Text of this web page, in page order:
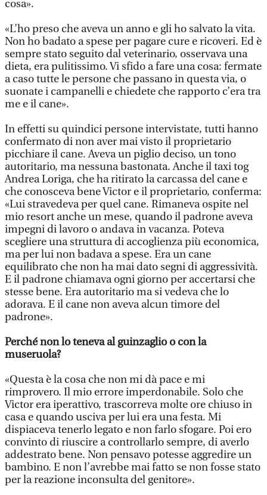
cosa».
«L’ho preso che aveva un anno e gli ho salvato la vita.
Non ho badato a spese per pagare cure e ricoveri. Ed è
sempre stato seguito dal veterinario, osservava una
dieta, era pulitissimo. Vi sfido a fare una cosa: fermate
a caso tutte le persone che passano in questa via, o
suonate i campanelli e chiedete che rapporto c’era tra
me e il cane».
In effetti su quindici persone intervistate, tutti hanno
confermato di non aver mai visto il proprietario
picchiare il cane. Aveva un piglio deciso, un tono
autoritario, ma nessuna bastonata. Anche il taxi tog
Andrea Loriga, che ha ritirato la carcassa del cane e
che conosceva bene Victor e il proprietario, conferma:
«Lui stravedeva per quel cane. Rimaneva ospite nel
mio resort anche un mese, quando il padrone aveva
impegni di lavoro o andava in vacanza. Poteva
scegliere una struttura di accoglienza più economica,
ma per lui non badava a spese. Era un cane
equilibrato che non ha mai dato segni di aggressività.
E il padrone chiamava ogni giorno per accertarsi che
stesse bene. Era autoritario ma si vedeva che lo
adorava. E il cane non aveva alcun timore del
padrone».
Perché non lo teneva al guinzaglio o con la
museruola?
«Questa è la cosa che non mi dà pace e mi
rimprovero. Il mio errore imperdonabile. Solo che
Victor era iperattivo, trascorreva molte ore chiuso in
casa e quando usciva per lui era una festa. Mi
dispiaceva tenerlo legato e non farlo sfogare. Poi ero
convinto di riuscire a controllarlo sempre, di averlo
addestrato bene. Non pensavo potesse aggredire un
bambino. E non l’avrebbe mai fatto se non fosse stato
per la reazione inconsulta del genitore».